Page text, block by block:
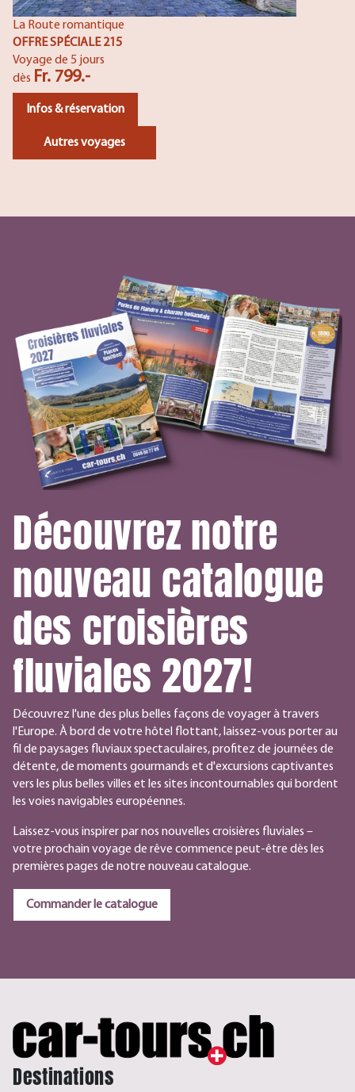
La Route romantique
OFFRE SPÉCIALE 215
Voyage de 5 jours
dès Fr. 799.-
Infos & réservation
Autres voyages
Découvrez notre
nouveau catalogue
des croisières
fluviales 2027!
Découvrez l'une des plus belles façons de voyager à travers
l'Europe. À bord de votre hôtel flottant, laissez-vous porter au
fil de paysages fluviaux spectaculaires, profitez de journées de
détente, de moments gourmands et d'excursions captivantes
vers les plus belles villes et les sites incontournables qui bordent
les voies navigables européennes.
Laissez-vous inspirer par nos nouvelles croisières fluviales –
votre prochain voyage de rêve commence peut-être dès les
premières pages de notre nouveau catalogue.
Commander le catalogue
Destinations